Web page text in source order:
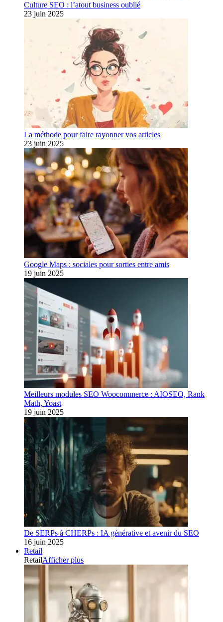
Culture SEO : l’atout business oublié
23 juin 2025
La méthode pour faire rayonner vos articles
23 juin 2025
Google Maps : sociales pour sorties entre amis
19 juin 2025
Meilleurs modules SEO Woocommerce : AIOSEO, Rank
Math, Yoast
19 juin 2025
De SERPs à CHERPs : IA générative et avenir du SEO
16 juin 2025
Retail
RetailAfficher plus